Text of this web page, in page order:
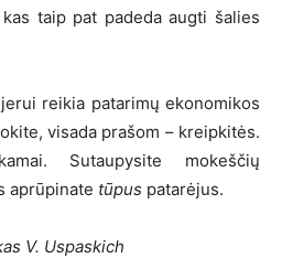
taip pat padeda augti šalies
reikia patarimų ekonomikos
visada prašom – kreipkitės.
Sutaupysite mokeščių
aprūpinate tūpus patarėjus.
V. Uspaskich